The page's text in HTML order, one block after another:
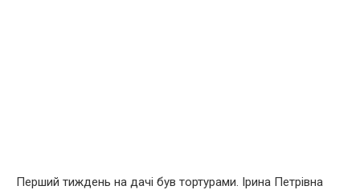
Перший тиждень на дачі був тортурами. Ірина Петрівна